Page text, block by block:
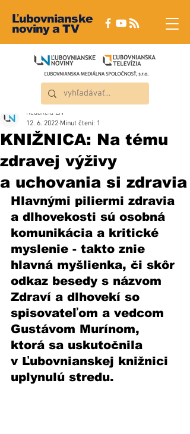
Ľubovnianske
noviny a TV
KNIŽNICA: Na tému
zdravej výživy
a uchovania si zdravia
Redakcia ĽN
12. 6. 2022 Minut čtení: 1
Hlavnými piliermi zdravia
a dlhovekosti sú osobná
komunikácia a kritické
myslenie - takto znie
hlavná myšlienka, či skôr
odkaz besedy s názvom
Zdraví a dlhovekí so
spisovateľom a vedcom
Gustávom Murínom,
ktorá sa uskutočnila
v Ľubovnianskej knižnici
uplynulú stredu.